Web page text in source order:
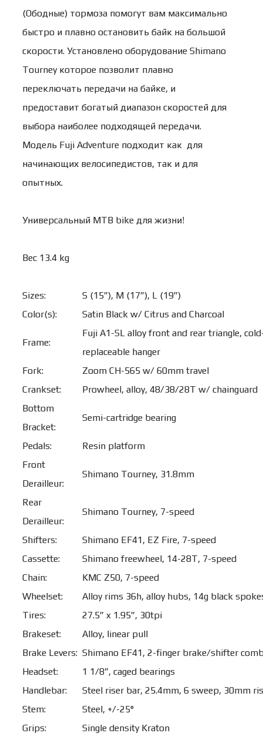
(Ободные) тормоза помогут вам максимально
быстро и плавно остановить байк на большой
скорости. Установлено оборудование Shimano
Tourney которое позволит плавно
переключать передачи на байке, и
предоставит богатый диапазон скоростей для
выбора наиболее подходящей передачи.
Модель Fuji Adventure подходит как для
начинающих велосипедистов, так и для
опытных.
Универсальный MTB bike для жизни!
Вес 13.4 kg
Sizes:
S (15”), M (17”), L (19”)
Color(s):
Satin Black w/ Citrus and Charcoal
Frame:
Fuji A1-SL alloy front and rear triangle,
replaceable hanger
Fork:
Zoom CH-565 w/ 60mm travel
Crankset:
Prowheel, alloy, 48/38/28T w/ chainguard
Bottom
Bracket:
Semi-cartridge bearing
Pedals:
Resin platform
Front
Derailleur:
Shimano Tourney, 31.8mm
Rear
Derailleur:
Shimano Tourney, 7-speed
Shifters:
Shimano EF41, EZ Fire, 7-speed
Cassette:
Shimano freewheel, 14-28T, 7-speed
Chain:
KMC Z50, 7-speed
Wheelset:
Alloy rims 36h, alloy hubs, 14g black
Tires:
27.5” x 1.95”, 30tpi
Brakeset:
Alloy, linear pull
Brake Levers: Shimano EF41, 2-finger brake/shifter
Headset:
1 1/8”, caged bearings
Handlebar:
Steel riser bar, 25.4mm, 6 sweep, 30mm
Stem:
Steel, +/-25°
Grips:
Single density Kraton